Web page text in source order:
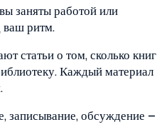
заняты работой или
ваш ритм.
статьи о том, сколько книг
Каждый материал
записывание, обсуждение –